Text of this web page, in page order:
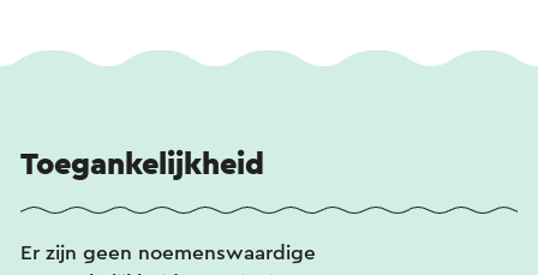
ieder seizoen in samenwerking met de
Toegankelijkheid
Er zijn geen noemenswaardige